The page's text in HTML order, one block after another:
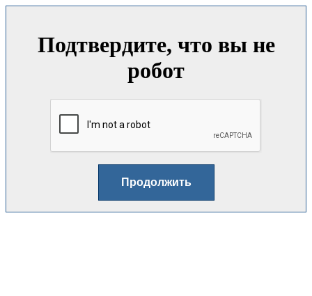
Подтвердите, что вы не
робот
Продолжить